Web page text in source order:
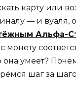
карту или
— и вуаля,
Альфа-
монету
умеет?
шаг за